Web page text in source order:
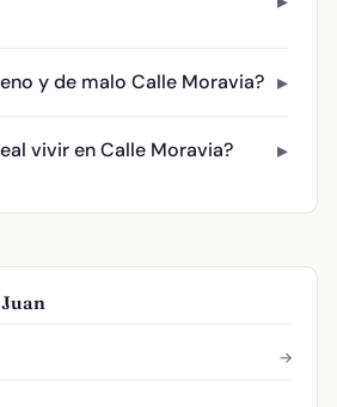
y de malo Calle Moravia?
vivir en Calle Moravia?
→